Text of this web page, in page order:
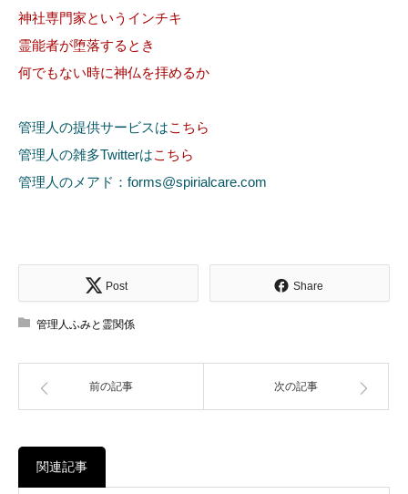
神社専門家というインチキ
霊能者が堕落するとき
何でもない時に神仏を拝めるか
管理人の提供サービスはこちら
管理人の雑多Twitterはこちら
管理人のメアド：forms@spirialcare.com
Post Share
管理人ふみと霊関係
前の記事 次の記事
関連記事